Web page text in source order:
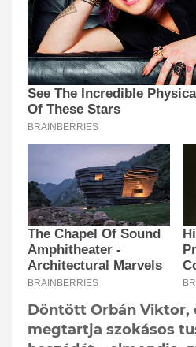
Döntött Orbán Viktor,
megtartja szokásos